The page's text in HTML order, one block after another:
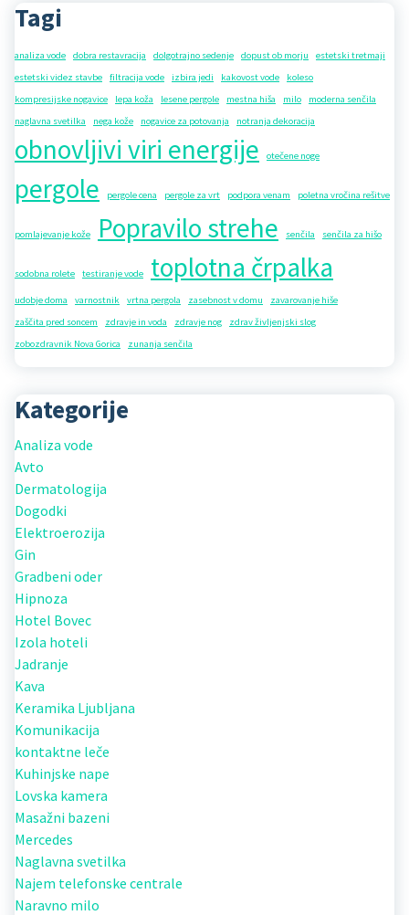
Tagi
analiza vode dobra restavracija dolgotrajno sedenje dopust ob morju
estetski tretmaji
estetski videz stavbe
filtracija vode izbira jedi kakovost vode
koleso
kompresijske nogavice
lepa koža lesene pergole mestna hiša milo
moderna senčila
naglavna svetilka
nega kože nogavice za potovanja notranja dekoracija
obnovljivi viri energije otečene noge
pergole pergole cena pergole za vrt podpora venam poletna vročina rešitve
pomlajevanje kože Popravilo strehe senčila senčila za hišo
sodobna rolete testiranje vode toplotna črpalka
udobje doma varnostnik vrtna pergola zasebnost v domu
zavarovanje hiše
zaščita pred soncem
zdravje in voda zdravje nog
zdrav življenjski slog
zobozdravnik Nova Gorica
zunanja senčila
Kategorije
Analiza vode
Avto
Dermatologija
Dogodki
Elektroerozija
Gin
Gradbeni oder
Hipnoza
Hotel Bovec
Izola hoteli
Jadranje
Kava
Keramika Ljubljana
Komunikacija
kontaktne leče
Kuhinjske nape
Lovska kamera
Masažni bazeni
Mercedes
Naglavna svetilka
Najem telefonske centrale
Naravno milo